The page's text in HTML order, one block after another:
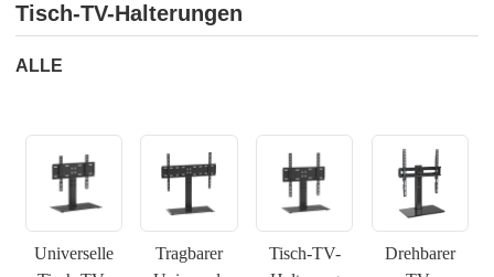
Tisch-TV-Halterungen
ALLE
Universelle
Tragbarer
Tisch-TV-
Drehbarer